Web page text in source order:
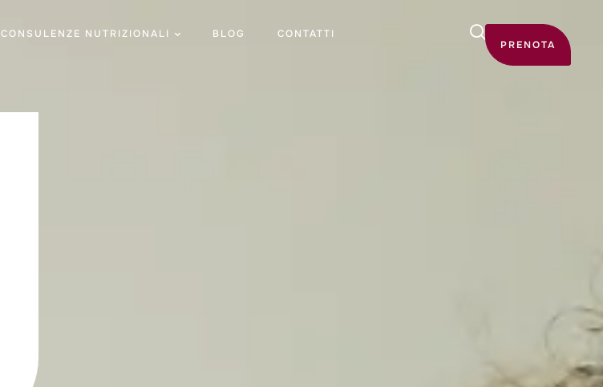
CONSULENZE NUTRIZIONALI BLOG
CONTATTI
PRENOTA